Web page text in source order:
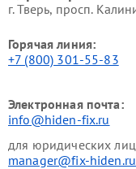
г. Тверь, просп.
Горячая линия:
+7 (800) 301-55-83
Электронная почта:
info@hiden-fix.ru
для юридических лиц
manager@fix-hiden.ru